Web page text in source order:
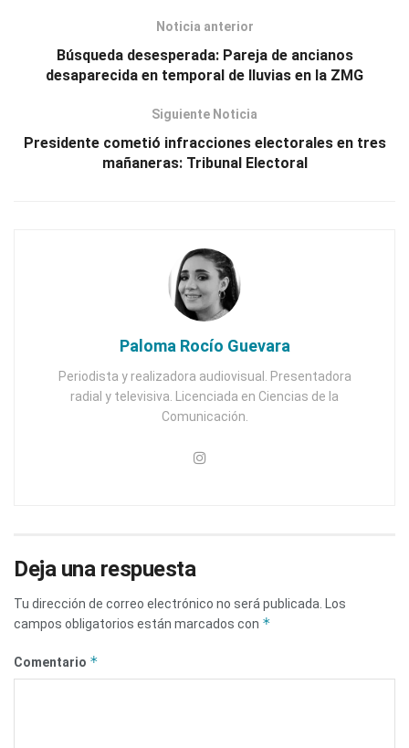
Noticia anterior
Búsqueda desesperada: Pareja de ancianos
desaparecida en temporal de lluvias en la ZMG
Siguiente Noticia
Presidente cometió infracciones electorales en tres
mañaneras: Tribunal Electoral
Paloma Rocío Guevara
Periodista y realizadora audiovisual. Presentadora
radial y televisiva. Licenciada en Ciencias de la
Comunicación.
Deja una respuesta
Tu dirección de correo electrónico no será publicada.
Los
campos obligatorios están marcados con *
Comentario *